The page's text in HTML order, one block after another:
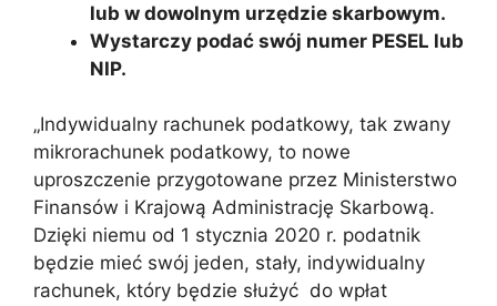
lub w dowolnym urzędzie skarbowym.
Wystarczy podać swój numer PESEL lub
NIP.
„Indywidualny rachunek podatkowy, tak zwany
mikrorachunek podatkowy, to nowe
uproszczenie przygotowane przez Ministerstwo
Finansów i Krajową Administrację Skarbową.
Dzięki niemu od 1 stycznia 2020 r. podatnik
będzie mieć swój jeden, stały, indywidualny
rachunek, który będzie służyć do wpłat